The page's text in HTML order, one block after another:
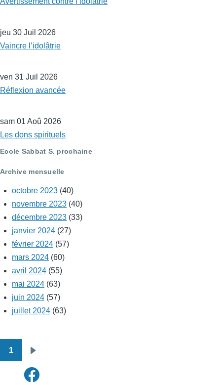
jeu 30 Juil 2026
Vaincre l’idolâtrie
ven 31 Juil 2026
Réflexion avancée
sam 01 Aoû 2026
Les dons spirituels
Ecole Sabbat S. prochaine
Archive mensuelle
octobre 2023 (40)
novembre 2023 (40)
décembre 2023 (33)
janvier 2024 (27)
février 2024 (57)
mars 2024 (60)
avril 2024 (55)
mai 2024 (63)
juin 2024 (57)
juillet 2024 (63)
Pagination
1
suivante